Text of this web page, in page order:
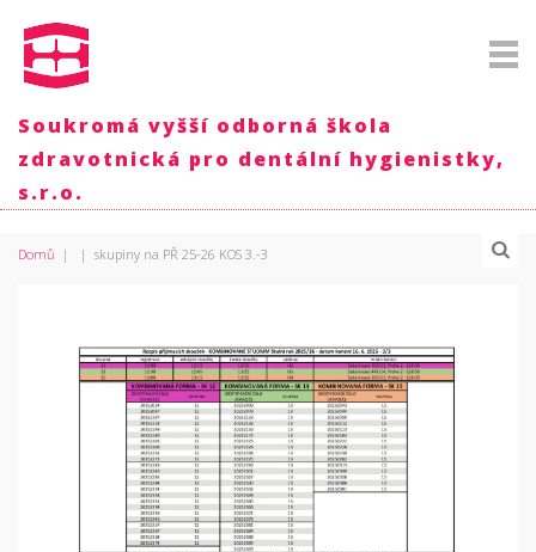
Soukromá vyšší odborná škola
zdravotnická pro dentální hygienistky,
s.r.o.
Domů | | skupiny na PŘ 25-26 KOS 3.-3